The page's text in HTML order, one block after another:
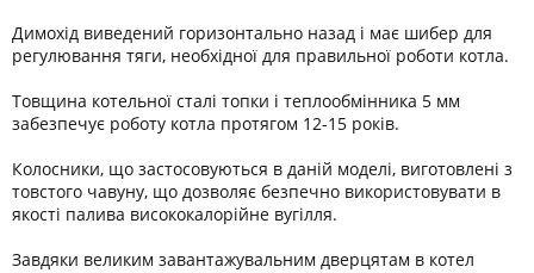
Димохід виведений горизонтально назад і має шибер для
регулювання тяги, необхідної для правильної роботи котла.
Товщина котельної сталі топки і теплообмінника 5 мм
забезпечує роботу котла протягом 12-15 років.
Колосники, що застосовуються в даній моделі, виготовлені з
товстого чавуну, що дозволяє безпечно використовувати в
якості палива висококалорійне вугілля.
Завдяки великим завантажувальним дверцятам в котел